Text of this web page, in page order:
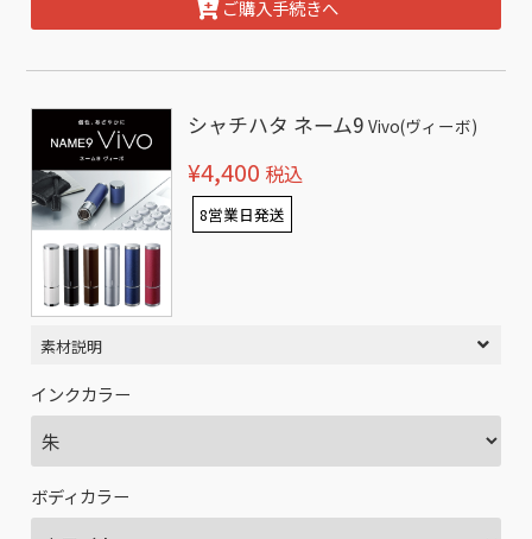
ご購入手続きへ
シャチハタ ネーム9Vivo(ヴィーボ)
¥4,400 税込
8営業日発送
素材説明
インクカラー
ボディカラー